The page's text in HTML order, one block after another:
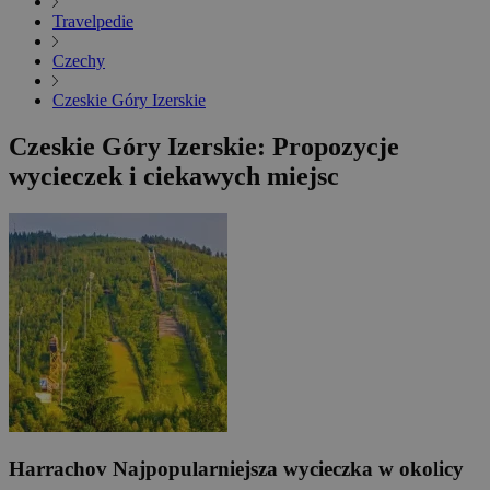
Travelpedie
Czechy
Czeskie Góry Izerskie
Czeskie Góry Izerskie: Propozycje
wycieczek i ciekawych miejsc
Harrachov Najpopularniejsza wycieczka w okolicy